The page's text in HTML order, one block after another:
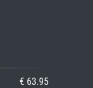
€ 63.95